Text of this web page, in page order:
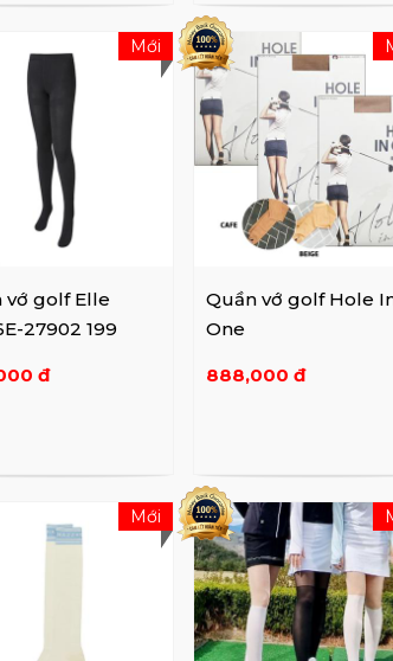
vớ golf Elle
27902 199
đ
Mới
Quần vớ golf Hole
One
888,000 đ
Mới